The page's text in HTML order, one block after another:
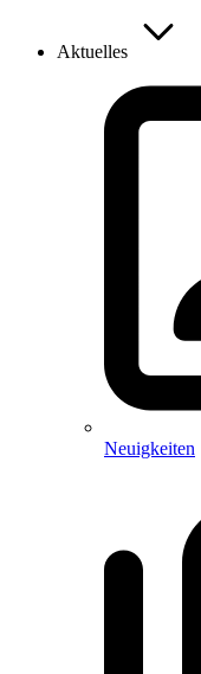
Aktuelles
Neuigkeiten